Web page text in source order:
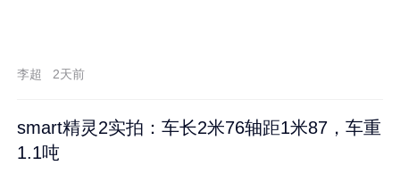
李超 2天前
smart精灵2实拍：车长2米76轴距1米87，车重
1.1吨